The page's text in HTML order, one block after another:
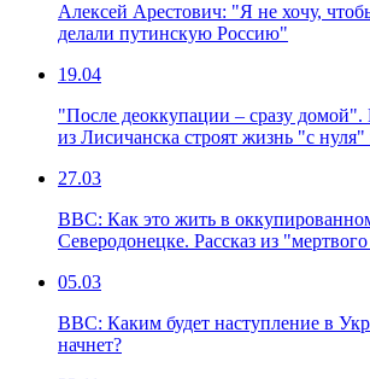
Алексей Арестович: "Я не хочу,
делали путинскую Россию"
19.04
"После деоккупации – сразу домой".
из Лисичанска строят жизнь "с
27.03
ВВС: Как это жить в
Северодонецке. Рассказ из
05.03
ВВС: Каким будет наступление в
начнет?